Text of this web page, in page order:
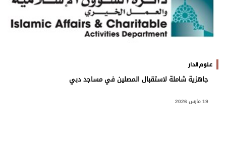
علوم الدار
جاهزية شاملة لاستقبال المصلين في مساجد دبي
19 مارس 2026